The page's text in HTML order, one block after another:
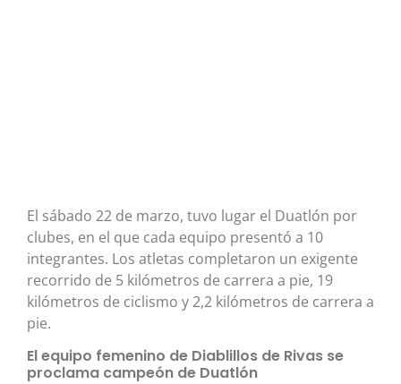
El sábado 22 de marzo, tuvo lugar el Duatlón por
clubes, en el que cada equipo presentó a 10
integrantes. Los atletas completaron un exigente
recorrido de 5 kilómetros de carrera a pie, 19
kilómetros de ciclismo y 2,2 kilómetros de carrera a
pie.
El equipo femenino de Diablillos de Rivas se
proclama campeón de Duatlón